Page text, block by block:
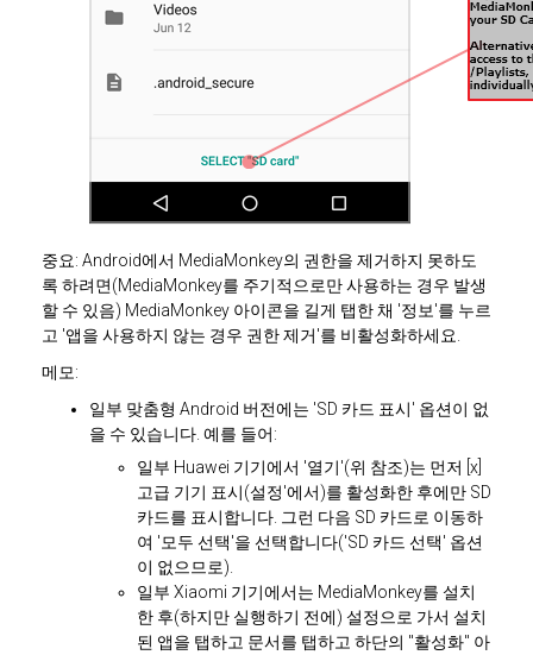
중요: Android에서 MediaMonkey의 권한을 제거하지 못하도
록 하려면(MediaMonkey를 주기적으로만 사용하는 경우 발생
할 수 있음) MediaMonkey 아이콘을 길게 탭한 채 '정보'를 누르
고 '앱을 사용하지 않는 경우 권한 제거'를 비활성화하세요.
메모:
일부 맞춤형 Android 버전에는 'SD 카드 표시' 옵션이 없
을 수 있습니다. 예를 들어:
일부 Huawei 기기에서 '열기'(위 참조)는 먼저 [x]
고급 기기 표시(설정'에서)를 활성화한 후에만 SD
카드를 표시합니다. 그런 다음 SD 카드로 이동하
여 '모두 선택'을 선택합니다('SD 카드 선택' 옵션
이 없으므로).
일부 Xiaomi 기기에서는 MediaMonkey를 설치
한 후(하지만 실행하기 전에) 설정으로 가서 설치
된 앱을 탭하고 문서를 탭하고 하단의 "활성화" 아